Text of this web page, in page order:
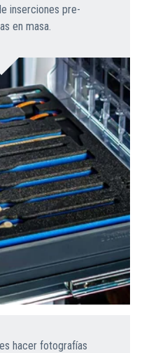
inserciones pre-
en masa.
hacer fotografías